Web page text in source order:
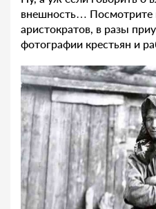
внешность… Посмотрите
аристократов, в разы
фотографии крестьян и